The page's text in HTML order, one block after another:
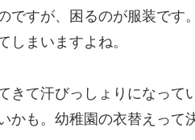
ですが、困るのが服装です。
しまいますよね。
きて汗びっしょりになって
かも。幼稚園の衣替えって